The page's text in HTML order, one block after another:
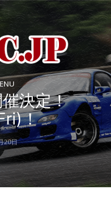
決定！
！
20日